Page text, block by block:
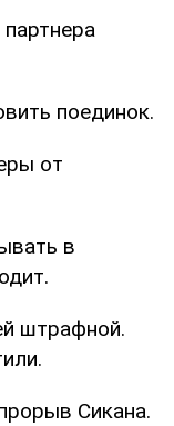
поединок.
от
в
штрафной.
Сикана.